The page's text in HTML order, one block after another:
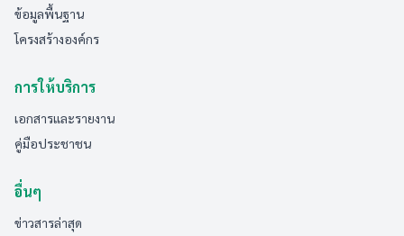
ข้อมูลพื้นฐาน
โครงสร้างองค์กร
การให้บริการ
เอกสารและรายงาน
คู่มือประชาชน
อื่นๆ
ข่าวสารล่าสุด